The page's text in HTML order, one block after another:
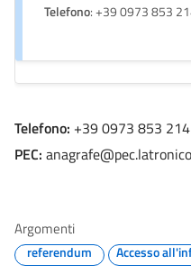
Telefono: +39 0973 853
Telefono: +39 0973 853 214
PEC:
Argomenti
referendum Accesso